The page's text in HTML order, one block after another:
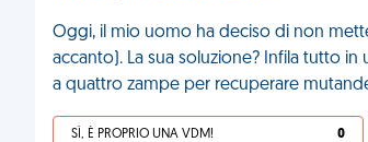
Oggi, il mio uomo ha deciso di non
accanto). La sua soluzione? Infila tutto
a quattro zampe per recuperare
SÌ, È PROPRIO UNA VDM! 0